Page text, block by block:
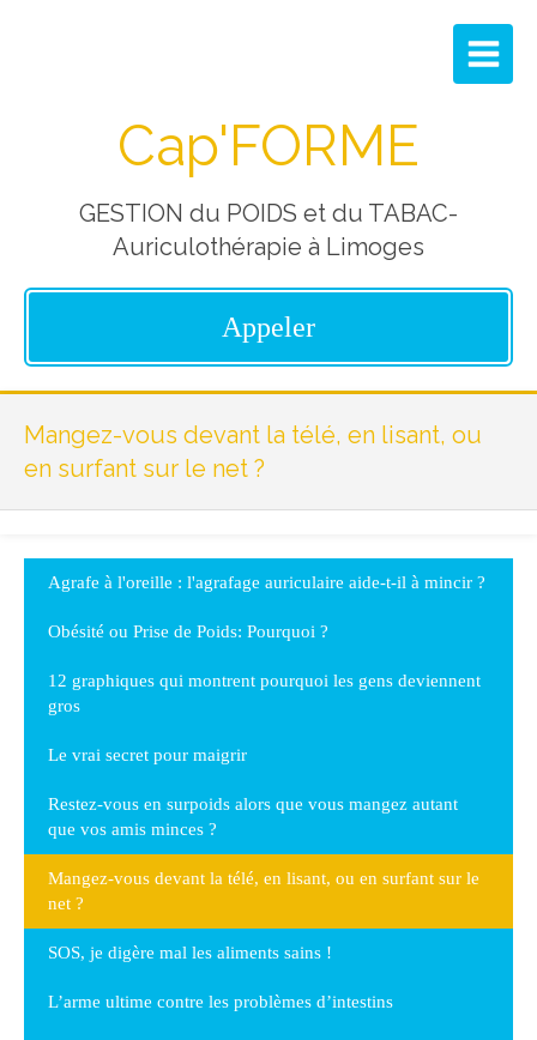
Cap'FORME
GESTION du POIDS et du TABAC-
Auriculothérapie à Limoges
Appeler
Mangez-vous devant la télé, en lisant, ou
en surfant sur le net ?
Agrafe à l'oreille : l'agrafage auriculaire aide-t-il à mincir ?
Obésité ou Prise de Poids: Pourquoi ?
12 graphiques qui montrent pourquoi les gens deviennent
gros
Le vrai secret pour maigrir
Restez-vous en surpoids alors que vous mangez autant
que vos amis minces ?
Mangez-vous devant la télé, en lisant, ou en surfant sur le
net ?
SOS, je digère mal les aliments sains !
L’arme ultime contre les problèmes d’intestins